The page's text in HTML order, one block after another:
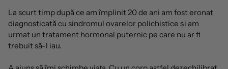
La scurt timp după ce am împlinit 20 de ani am fost eronat
diagnosticată cu sindromul ovarelor polichistice și am
urmat un tratament hormonal puternic pe care nu ar fi
trebuit să-l iau.